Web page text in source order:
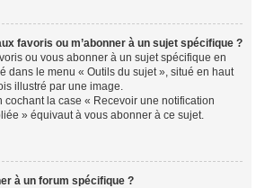
favoris ou m’abonner à un sujet spécifique ?
ou vous abonner à un sujet spécifique en
dans le menu « Outils du sujet », situé en haut
illustré par une image.
cochant la case « Recevoir une notification
» équivaut à vous abonner à ce sujet.
à un forum spécifique ?